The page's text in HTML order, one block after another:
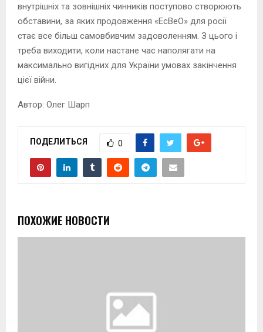
внутрішніх та зовнішніх чинників поступово створюють
обставини, за яких продовження «ЕсВеО» для росії
стає все більш самовбивчим задоволенням. З цього і
треба виходити, коли настане час наполягати на
максимально вигідних для України умовах закінчення
цієї війни.
Автор: Олег Шарп
ПОДЕЛИТЬСЯ 0
ПОХОЖИЕ НОВОСТИ